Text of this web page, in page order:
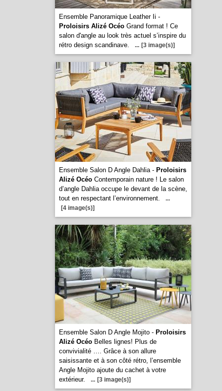
Ensemble Panoramique Leather Ii -
Proloisirs Alizé OcéoGrand format ! Ce
salon d'angle au look très actuel s’inspire du
rétro design scandinave.
... [3 image(s)]
Ensemble Salon D Angle Dahlia - Proloisirs
Alizé OcéoContemporain nature ! Le salon
d’angle Dahlia occupe le devant de la scène,
tout en respectant l’environnement.
...
[4 image(s)]
Ensemble Salon D Angle Mojito - Proloisirs
Alizé OcéoBelles lignes! Plus de
convivialité …. Grâce à son allure
saisissante et à son côté rétro, l’ensemble
Angle Mojito ajoute du cachet à votre
extérieur.
... [3 image(s)]